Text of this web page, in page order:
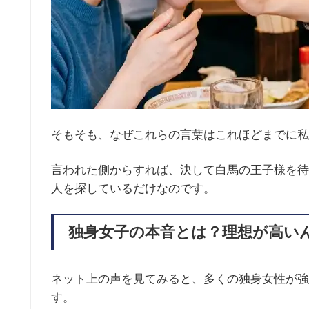
そもそも、なぜこれらの言葉はこれほどまでに
言われた側からすれば、決して白馬の王子様を
人を探しているだけなのです。
独身女子の本音とは？理想が高
ネット上の声を見てみると、多くの独身女性が
す。